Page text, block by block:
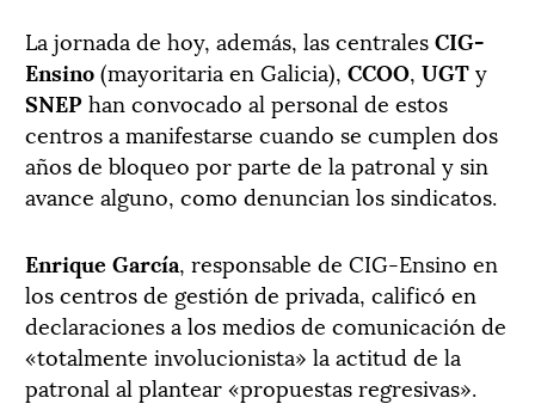
La jornada de hoy, además, las centralesCIG-
Ensino(mayoritaria en Galicia), CCOO, UGTy
SNEPhan convocado al personal de estos
centros a manifestarse cuando se cumplen dos
años de bloqueo por parte de la patronal y sin
avance alguno, como denuncian los sindicatos.
Enrique García, responsable de CIG-Ensino en
los centros de gestión de privada, calificó en
declaraciones a los medios de comunicación de
«totalmente involucionista» la actitud de la
patronal al plantear «propuestas regresivas».